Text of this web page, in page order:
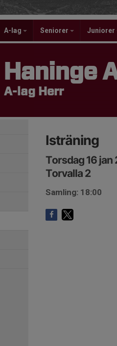
A-lag Seniorer Juniorer
Haninge
A-lag Herr
Isträning
Torsdag 16
Torvalla 2
Samling: 18:00